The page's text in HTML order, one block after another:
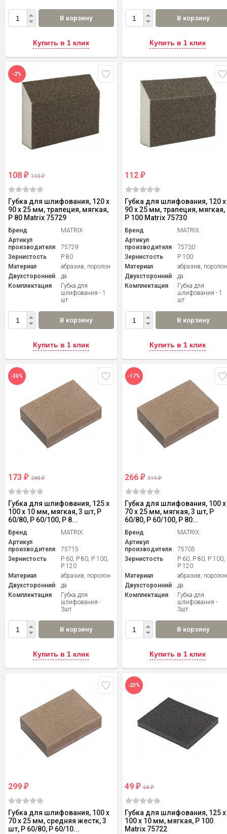
В корзину
Купить в 1 клик
В корзину
Купить в 1 клик
-2%
108 ₽ 110₽
Губка для шлифования, 120 х
90 х 25 мм, трапеция, мягкая,
P 80 Matrix 75729
Бренд
MATRIX
Артикул
производителя
75729
Зернистость
P 80
Материал
абразив, поролон
Двухсторонний
да
Комплектация
Губка для
шлифования - 1
шт
В корзину
Купить в 1 клик
112₽
Губка для шлифования, 120 х
90 х 25 мм, трапеция, мягкая,
P 100 Matrix 75730
Бренд
MATRIX
Артикул
производителя
75730
Зернистость
P 100
Материал
абразив, поролон
Двухсторонний
да
Комплектация
Губка для
шлифования - 1
шт
В корзину
Купить в 1 клик
-30%
173 ₽ 248₽
Губка для шлифования, 125 х
100 х 10 мм, мягкая, 3 шт, P
60/80, P 60/100, P 8...
Бренд
MATRIX
Артикул
производителя
75715
Зернистость
P 60, P 80, P 100,
P 120
Материал
абразив, поролон
Двухсторонний
да
Комплектация
Губка для
шлифования -
3шт
В корзину
Купить в 1 клик
-17%
266₽ 319₽
Губка для шлифования, 100 х
70 х 25 мм, мягкая, 3 шт, P
60/80, P 60/100, P 80...
Бренд
MATRIX
Артикул
производителя
75705
Зернистость
P 60, P 80, P 100,
P 120
Материал
абразив, поролон
Двухсторонний
да
Комплектация
Губка для
шлифования -
3шт
В корзину
Купить в 1 клик
299 ₽
Губка для шлифования, 100 х
70 х 25 мм, средняя жестк, 3
шт, P 60/80, P 60/10...
-23%
49₽ 64₽
Губка для шлифования, 125 х
100 х 10 мм, мягкая, P 100
Matrix 75722